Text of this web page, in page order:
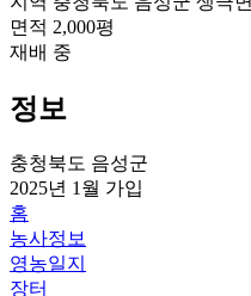
면적 2,000평
재배 중
정보
충청북도 음성군
2025년 1월 가입
홈
농사정보
영농일지
장터